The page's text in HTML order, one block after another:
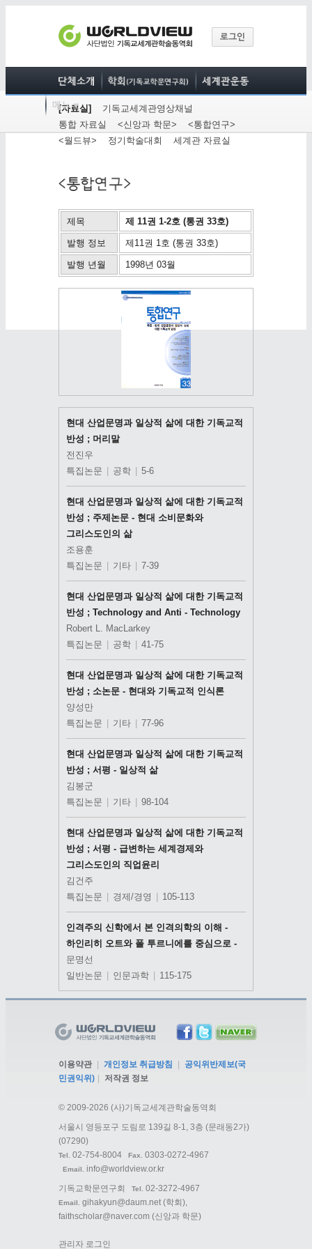
[자료실]
기독교세계관영상채널
통합 자료실
<신앙과 학문>
<통합연구>
<월드뷰>
정기학술대회 세계관 자료실
제목 제 11권 1-2호 (통권 33호)
발행 정보 제11권 1호 (통권 33호)
발행 년월 1998년 03월
현대 산업문명과 일상적 삶에 대한 기독교적
반성 ; 머리말
전진우
특집논문
공학 5-6
현대 산업문명과 일상적 삶에 대한 기독교적
반성 ; 주제논문 - 현대 소비문화와
그리스도인의 삶
조용훈
특집논문
기타 7-39
현대 산업문명과 일상적 삶에 대한 기독교적
반성 ; Technology and Anti - Technology
Robert L. MacLarkey
특집논문
공학 41-75
현대 산업문명과 일상적 삶에 대한 기독교적
반성 ; 소논문 - 현대와 기독교적 인식론
양성만
특집논문
기타 77-96
현대 산업문명과 일상적 삶에 대한 기독교적
반성 ; 서평 - 일상적 삶
김봉군
특집논문
기타 98-104
현대 산업문명과 일상적 삶에 대한 기독교적
반성 ; 서평 - 급변하는 세계경제와
그리스도인의 직업윤리
김건주
특집논문
경제/경영 105-113
인격주의 신학에서 본 인격의학의 이해 -
하인리히 오트와 폴 투르니에를 중심으로 -
문명선
일반논문
인문과학 115-175
이용약관 개인정보 취급방침
공익위반제보(국
민권익위)
저작권 정보
© 2009-2026 (사)기독교세계관학술동역회
서울시 영등포구 도림로 139길 8-1, 3층 (문래동2가)
(07290)
Tel. 02-754-8004 Fax. 0303-0272-4967
Email.
info@worldview.or.kr
기독교학문연구회
Tel. 02-3272-4967
Email. gihakyun@daum.net (학회),
faithscholar@naver.com (신앙과 학문)
관리자 로그인